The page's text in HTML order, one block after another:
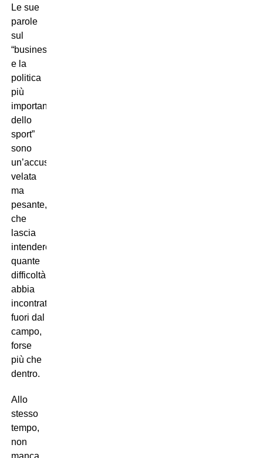
Le sue
parole
sul
“business
e la
politica
più
importanti
dello
sport”
sono
un’accusa
velata
ma
pesante,
che
lascia
intendere
quante
difficoltà
abbia
incontrato
fuori dal
campo,
forse
più che
dentro.
Allo
stesso
tempo,
non
manca